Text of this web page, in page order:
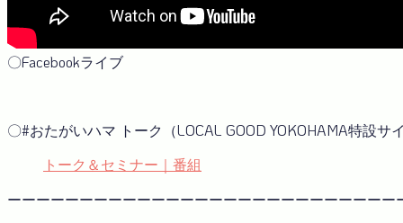
〇Facebookライブ
〇#おたがいハマ トーク（LOCAL GOOD YOKOHAMA特設サ
トーク＆セミナー｜番組
ーーーーーーーーーーーーーーーーーーーーーーーーーーー